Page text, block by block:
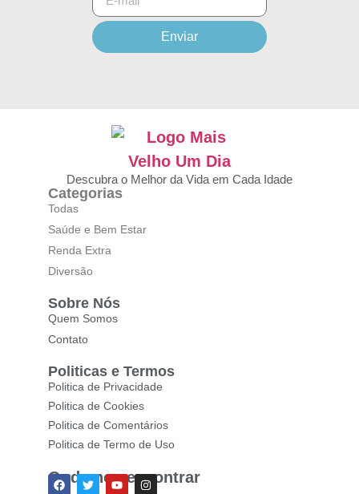
Enviar
Descubra o Melhor da Vida em Cada Idade
Categorias
Todas
Saúde e Bem Estar
Renda Extra
Diversão
Sobre Nós
Quem Somos
Contato
Politicas e Termos
Politica de Privacidade
Politica de Cookies
Politica de Comentários
Politica de Termo de Uso
Onde nos encontrar